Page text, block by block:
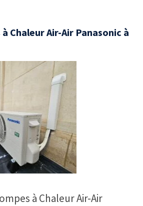
Chaleur Air-Air Panasonic à
à Chaleur Air-Air